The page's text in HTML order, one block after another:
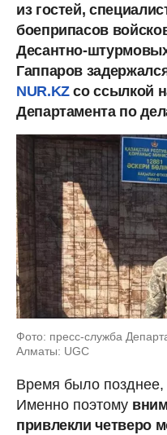
из гостей,
боеприпасов
Десантно-
Гаппаров
NUR.KZсо ссылкой
Департамента по
Фото: пресс-служба
Алматы: UGC
Время было позднее,
Именно поэтому
привлекли четверо